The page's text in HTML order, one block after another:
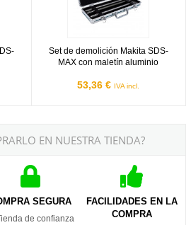
Set de demolición Makita SDS-
MAX con maletín aluminio
53,36 € IVA incl.
EN NUESTRA TIENDA?
SEGURA
de confianza
FACILIDADES EN LA
COMPRA